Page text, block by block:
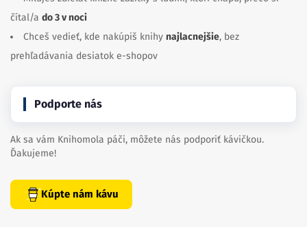
čítal/a do 3 v noci
Chceš vedieť, kde nakúpiš knihy najlacnejšie, bez
prehľadávania desiatok e-shopov
Podporte nás
Ak sa vám Knihomola páči, môžete nás podporiť kávičkou.
Ďakujeme!
Kúpte nám kávu